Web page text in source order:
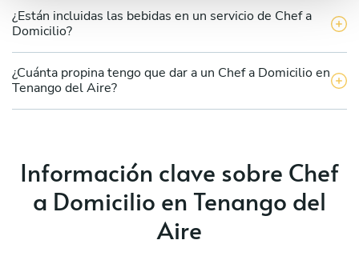
¿Están incluidas las bebidas en un servicio de Chef a
Domicilio?
¿Cuánta propina tengo que dar a un Chef a Domicilio en
Tenango del Aire?
Información clave sobre Chef
a Domicilio en Tenango del
Aire